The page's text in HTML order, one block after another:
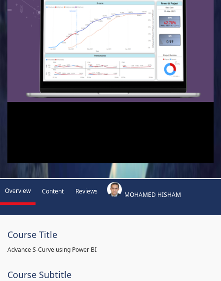
Overview Content Reviews MOHAMED HISHAM
Course Title
Advance S-Curve using Power BI
Course Subtitle